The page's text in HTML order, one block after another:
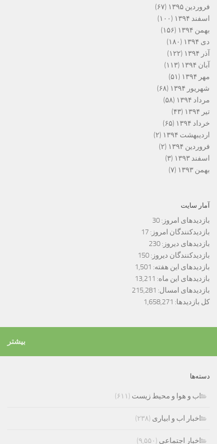
فروردین ۱۳۹۵
(۶۷)
اسفند ۱۳۹۴
(۱۰۰)
بهمن ۱۳۹۴
(۱۵۶)
دی ۱۳۹۴
(۱۸۰)
آذر ۱۳۹۴
(۱۲۲)
آبان ۱۳۹۴
(۱۱۳)
مهر ۱۳۹۴
(۵۱)
شهریور ۱۳۹۴
(۶۸)
مرداد ۱۳۹۴
(۵۸)
تیر ۱۳۹۴
(۴۳)
خرداد ۱۳۹۴
(۶۵)
اردیبهشت ۱۳۹۴
(۲)
فروردین ۱۳۹۴
(۲)
اسفند ۱۳۹۳
(۳)
بهمن ۱۳۹۳
(۷)
آمار سایت
بازدیدهای امروز: 30
بازدیدکنندگان امروز: 17
بازدیدهای دیروز: 230
بازدیدکنندگان دیروز: 150
بازدیدهای این هفته: 1,501
بازدیدهای این ماه: 13,211
بازدیدهای امسال: 215,281
کل بازدیدها: 1,658,271
بیشتر
دسته‌ها
اب و هوا و محیط زیست (۶۱۱)
اخبار اب و ابیاری (۲۳۸)
اخبار اجتماعی (۹,۵۵۰)